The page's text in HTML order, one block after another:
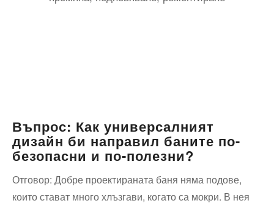
Въпрос: Как универсалният
дизайн би направил баните по-
безопасни и по-полезни?
Отговор: Добре проектираната баня няма подове,
които стават много хлъзгави, когато са мокри. В нея